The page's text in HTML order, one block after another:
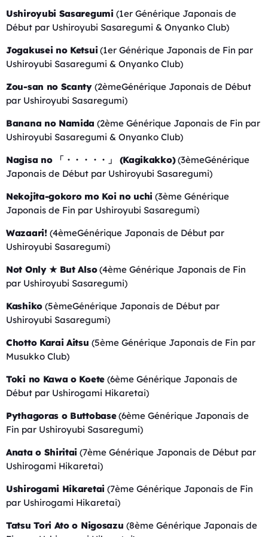
Ushiroyubi Sasaregumi (1er Générique Japonais de
Début par Ushiroyubi Sasaregumi & Onyanko Club)
Jogakusei no Ketsui (1er Générique Japonais de Fin par
Ushiroyubi Sasaregumi & Onyanko Club)
Zou-san no Scanty(2èmeGénérique Japonais de Début
par Ushiroyubi Sasaregumi)
Banana no Namida (2ème Générique Japonais de Fin par
Ushiroyubi Sasaregumi & Onyanko Club)
Nagisa no 「・・・・・」 (Kagikakko)(3èmeGénérique
Japonais de Début par Ushiroyubi Sasaregumi)
Nekojita-gokoro mo Koi no uchi (3ème Générique
Japonais de Fin par Ushiroyubi Sasaregumi)
Wazaari! (4èmeGénérique Japonais de Début par
Ushiroyubi Sasaregumi)
Not Only ★ But Also(4ème Générique Japonais de Fin
par Ushiroyubi Sasaregumi)
Kashiko(5èmeGénérique Japonais de Début par
Ushiroyubi Sasaregumi)
Chotto Karai Aitsu (5ème Générique Japonais de Fin par
Musukko Club)
Toki no Kawa o Koete (6ème Générique Japonais de
Début par Ushirogami Hikaretai)
Pythagoras o Buttobase(6ème Générique Japonais de
Fin par Ushiroyubi Sasaregumi)
Anata o Shiritai (7ème Générique Japonais de Début par
Ushirogami Hikaretai)
Ushirogami Hikaretai (7ème Générique Japonais de Fin
par Ushirogami Hikaretai)
Tatsu Tori Ato o Nigosazu (8ème Générique Japonais de